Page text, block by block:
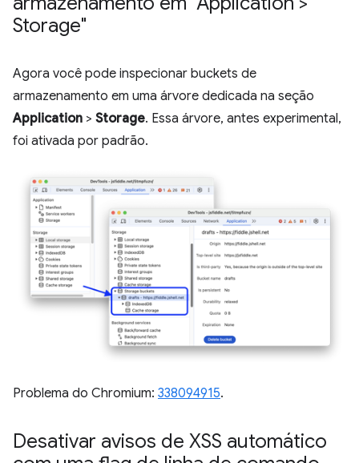
Storage"
Agora você pode inspecionar buckets de
armazenamento em uma árvore dedicada na seção
Application > Storage. Essa árvore, antes experimental,
foi ativada por padrão.
Problema do Chromium: 338094915.
Desativar avisos de XSS automático